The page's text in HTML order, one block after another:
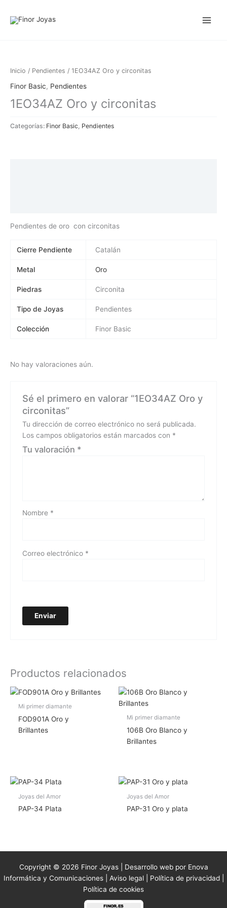
Inicio / Pendientes / 1EO34AZ Oro y circonitas
Finor Basic, Pendientes
1EO34AZ Oro y circonitas
Categorías: Finor Basic Pendientes
Pendientes de oro con circonitas
Cierre Pendiente Catalán
Metal Oro
Piedras Circonita
Tipo de Joyas Pendientes
Colección Finor Basic
No hay valoraciones aún.
Sé el primero en valorar “1EO34AZ Oro y
circonitas”
Tu dirección de correo electrónico no será publicada.
Los campos obligatorios están marcados con *
Tu valoración *
Nombre *
Correo electrónico *
Productos relacionados
Mi primer diamante
FOD901A Oro y
Brillantes
Mi primer diamante
106B Oro Blanco y
Brillantes
Joyas del Amor
PAP-34 Plata
Joyas del Amor
PAP-31 Oro y plata
Copyright © 2026 Finor Joyas | Desarrollo web por Enova
Informática y Comunicaciones | Aviso legal| Política de privacidad|
Política de cookies